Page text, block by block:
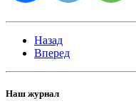
Назад
Вперед
Наш журнал